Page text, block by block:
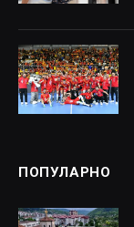
ПОПУЛАРНО